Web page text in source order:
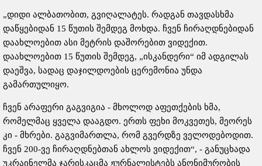
„დიდი ალბათობით, გვიღალატეს. რადგან თავდასხმა
დაწყებიდან 15 წუთის შემდეგ მოხდა. ჩვენ ჩირაღდნებიდან
დაახლოებით ასი მეტრის დაშორებით ვიდექით.
დაახლოებით 15 წუთის შემდეგ, „ისკანდერი“ იმ ადგილას
დაეშვა, სადაც დაჯილდოების ცერემონია უნდა
გამართულიყო.
ჩვენ არაფერი გაგვიგია - მხოლოდ აფეთქების ხმა,
რომელმაც ყველა დააგდო. ერთს ფეხი მოკვეთეს, მეორეს
კი - მხრები. გაგვიმართლა, რომ გვერდზე ველოდებოდით. ​​
ჩვენ 200-ვე ჩირაღდნებთან ახლოს ვიდექით“, - განუცხადა
უკრაინელმა ჯარისკაცმა ჟურნალისტებს ანონიმურობის